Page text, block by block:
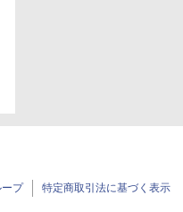
プ 特定商取引法に基づく表示